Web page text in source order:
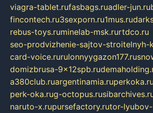
viagra-tablet.rufasbags.ruadler-jun.ru
fincontech.ru3sexporn.ru1mus.ru
rebus-toys.ruminelab-msk.rurtdco.ru
seo-prodvizhenie-sajtov-stroitelnyh-
card-voice.rurulonnyygazon177.ru
domizbrusa-9x12spb.ru
a380club.ruargentinamia.ruperkoka.ru
perk-oka.rug-octopus.ru
naruto-x.rupursefactory.rutor-